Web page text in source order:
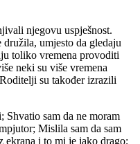
njegovu uspješnost.
umjesto da gledaju
toliko vremena provoditi
neki su više vremena
su također izrazili
sam da ne moram
Mislila sam da sam
ekrana i to mi je jako drago;